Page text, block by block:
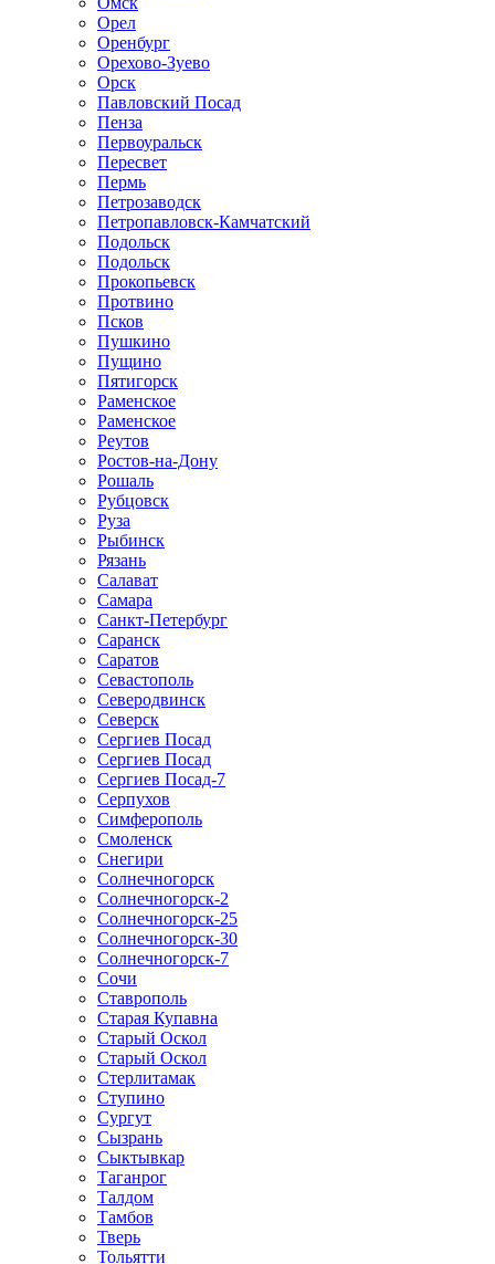
Орел
Оренбург
Орехово-Зуево
Орск
Павловский Посад
Пенза
Первоуральск
Пересвет
Пермь
Петрозаводск
Петропавловск-Камчатский
Подольск
Подольск
Прокопьевск
Протвино
Псков
Пушкино
Пущино
Пятигорск
Раменское
Раменское
Реутов
Ростов-на-Дону
Рошаль
Рубцовск
Руза
Рыбинск
Рязань
Салават
Самара
Санкт-Петербург
Саранск
Саратов
Севастополь
Северодвинск
Северск
Сергиев Посад
Сергиев Посад
Сергиев Посад-7
Серпухов
Симферополь
Смоленск
Снегири
Солнечногорск
Солнечногорск-2
Солнечногорск-25
Солнечногорск-30
Солнечногорск-7
Сочи
Ставрополь
Старая Купавна
Старый Оскол
Старый Оскол
Стерлитамак
Ступино
Сургут
Сызрань
Сыктывкар
Таганрог
Талдом
Тамбов
Тверь
Тольятти